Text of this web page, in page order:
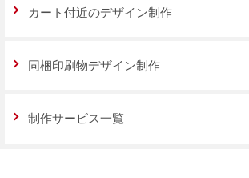
カート付近のデザイン制作
同梱印刷物デザイン制作
制作サービス一覧